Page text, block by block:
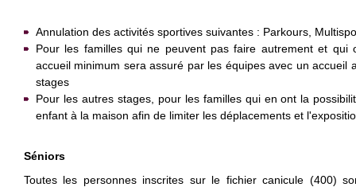
Annulation des activités sportives suivantes : Parkours,
Pour les familles qui ne peuvent pas faire autrement et
accueil minimum sera assuré par les équipes avec un accueil
stages
Pour les autres stages, pour les familles qui en ont la
enfant à la maison afin de limiter les déplacements et
Séniors
Toutes les personnes inscrites sur le fichier canicule (400)